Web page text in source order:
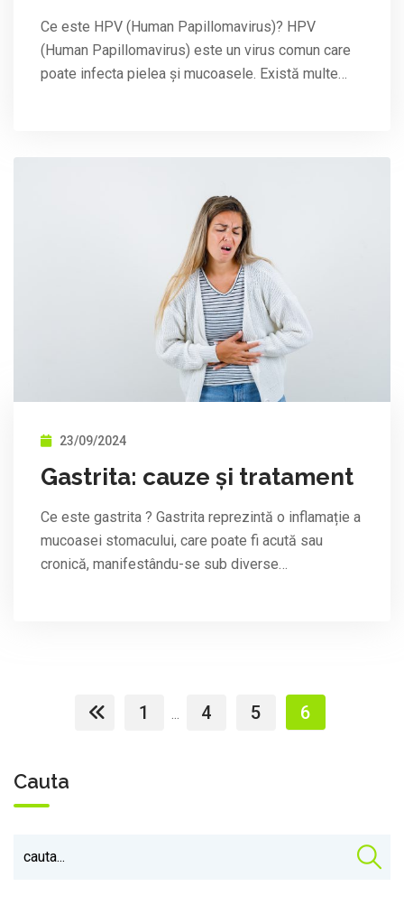
Ce este HPV (Human Papillomavirus)? HPV
(Human Papillomavirus) este un virus comun care
poate infecta pielea și mucoasele. Există multe…
23/09/2024
Gastrita: cauze și tratament
Ce este gastrita ? Gastrita reprezintă o inflamație a
mucoasei stomacului, care poate fi acută sau
cronică, manifestându-se sub diverse…
1 ... 4 5 6
Cauta